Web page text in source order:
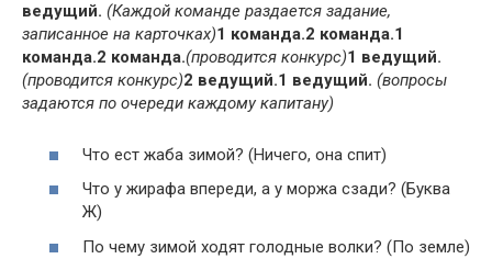
ведущий. (Каждой команде раздается задание,
записанное на карточках)1 команда.2 команда.1
команда.2 команда.(проводится конкурс)1 ведущий.
(проводится конкурс)2 ведущий.1 ведущий. (вопросы
задаются по очереди каждому капитану)
Что ест жаба зимой? (Ничего, она спит)
Что у жирафа впереди, а у моржа сзади? (Буква
Ж)
По чему зимой ходят голодные волки? (По земле)